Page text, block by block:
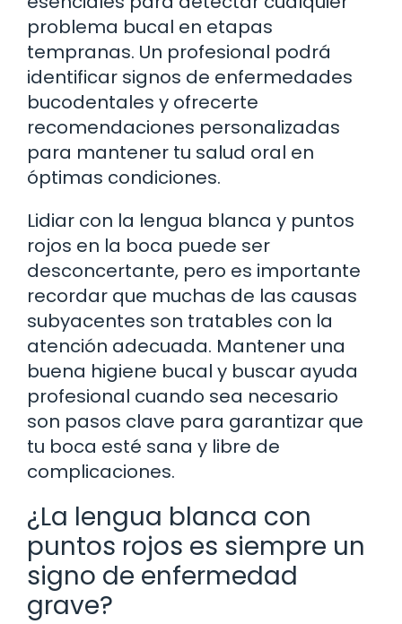
problema bucal en etapas
tempranas. Un profesional podrá
identificar signos de enfermedades
bucodentales y ofrecerte
recomendaciones personalizadas
para mantener tu salud oral en
óptimas condiciones.
Lidiar con la lengua blanca y puntos
rojos en la boca puede ser
desconcertante, pero es importante
recordar que muchas de las causas
subyacentes son tratables con la
atención adecuada. Mantener una
buena higiene bucal y buscar ayuda
profesional cuando sea necesario
son pasos clave para garantizar que
tu boca esté sana y libre de
complicaciones.
¿La lengua blanca con
puntos rojos es siempre un
signo de enfermedad
grave?